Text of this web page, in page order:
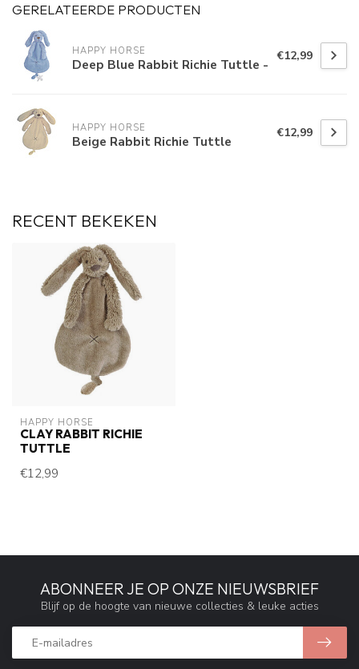
GERELATEERDE PRODUCTEN
HAPPY HORSE
Deep Blue Rabbit Richie Tuttle - €12,99
HAPPY HORSE
Beige Rabbit Richie Tuttle €12,99
RECENT BEKEKEN
HAPPY HORSE
CLAY RABBIT RICHIE
TUTTLE
€12,99
ABONNEER JE OP ONZE NIEUWSBRIEF
Blijf op de hoogte van nieuwe collecties & leuke acties